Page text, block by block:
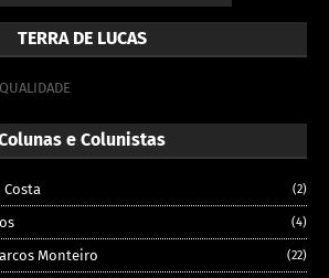
TERRA DE LUCAS
e Colunistas
Costa (2)
(4)
Monteiro (22)